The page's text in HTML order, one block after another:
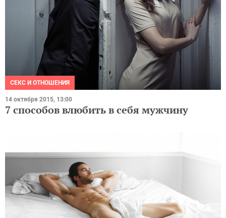
СЕКС И ОТНОШЕНИЯ
14 октября 2015, 13:00
7 способов влюбить в себя мужчину